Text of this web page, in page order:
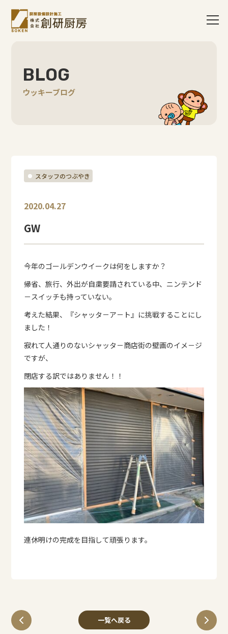
BLOG
ウッキーブログ
スタッフのつぶやき
2020.04.27
GW
今年のゴールデンウイークは何をしますか？
帰省、旅行、外出が自粛要請されている中、ニンテンド
－スイッチも持っていない。
考えた結果、『シャッタ－ア－ト』に挑戦することにし
ました！
寂れて人通りのないシャッタ－商店街の壁画のイメ－ジ
ですが、
閉店する訳ではありません！！
連休明けの完成を目指して頑張ります。
一覧へ戻る